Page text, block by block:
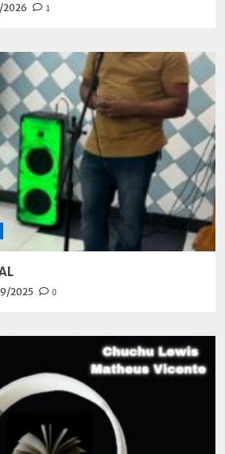
1
2025 0